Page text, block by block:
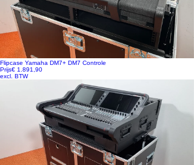
Flipcase Yamaha DM7+ DM7 Controle
Prijs€ 1.891,90
excl. BTW